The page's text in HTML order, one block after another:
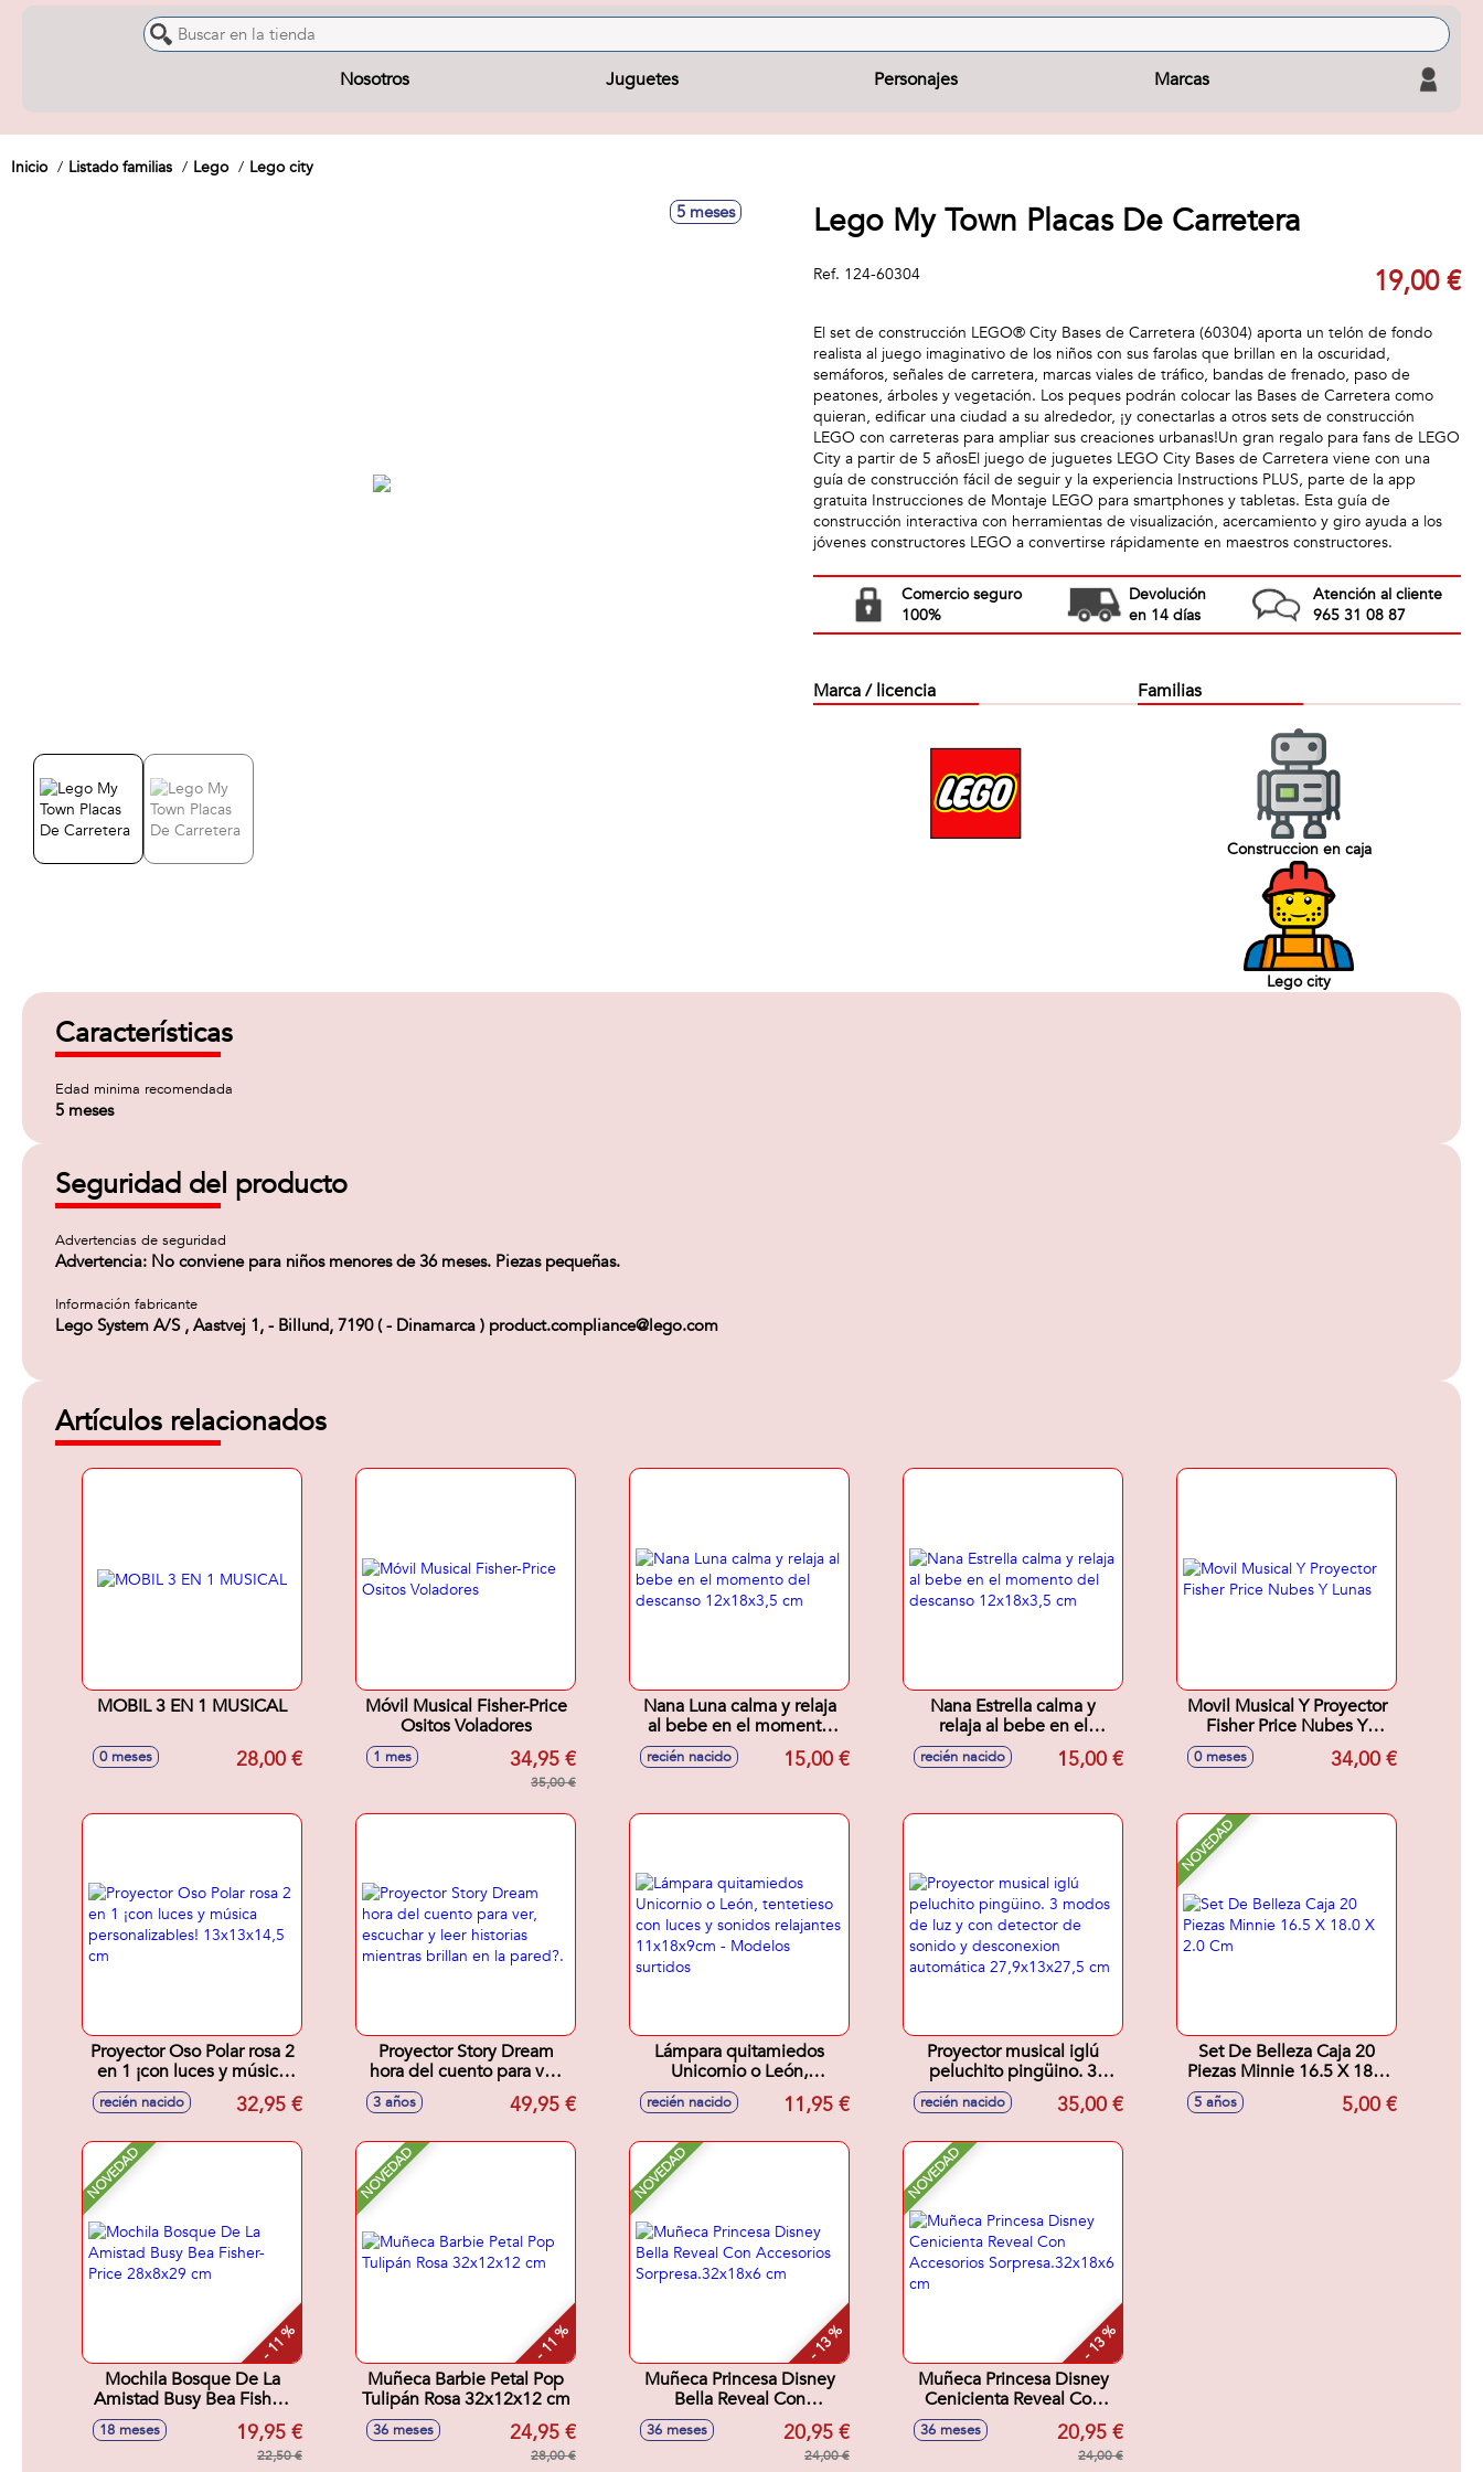
Nosotros Juguetes Personajes Marcas
Inicio Listado familias Lego Lego city
5 meses Lego My Town Placas De Carretera
Ref. 124-60304 19,00 €
El set de construcción LEGO® City Bases de Carretera (60304) aporta un telón de fondo
realista al juego imaginativo de los niños con sus farolas que brillan en la oscuridad,
semáforos, señales de carretera, marcas viales de tráfico, bandas de frenado, paso de
peatones, árboles y vegetación. Los peques podrán colocar las Bases de Carretera como
quieran, edificar una ciudad a su alrededor, ¡y conectarlas a otros sets de construcción
LEGO con carreteras para ampliar sus creaciones urbanas!Un gran regalo para fans de LEGO
City a partir de 5 añosEl juego de juguetes LEGO City Bases de Carretera viene con una
guía de construcción fácil de seguir y la experiencia Instructions PLUS, parte de la app
gratuita Instrucciones de Montaje LEGO para smartphones y tabletas. Esta guía de
construcción interactiva con herramientas de visualización, acercamiento y giro ayuda a los
jóvenes constructores LEGO a convertirse rápidamente en maestros constructores.
Comercio seguro
100%
Devolución
en 14 días
Atención al cliente
965 31 08 87
Marca / licencia Familias
Construccion en caja
Lego city
Características
Edad minima recomendada
5 meses
Seguridad del producto
Advertencias de seguridad
Advertencia: No conviene para niños menores de 36 meses. Piezas pequeñas.
Información fabricante
Lego System A/S , Aastvej 1, - Billund, 7190 ( - Dinamarca ) product.compliance@lego.com
Artículos relacionados
MOBIL 3 EN 1 MUSICAL
0 meses 28,00 €
Móvil Musical Fisher-Price
Ositos Voladores
1 mes 34,95 €
35,00 €
Nana Luna calma y relaja
al bebe en el momento
del descanso 12x18x3,5
cm
recién nacido 15,00 €
Nana Estrella calma y
relaja al bebe en el
momento del descanso
12x18x3,5 cm
recién nacido 15,00 €
Movil Musical Y Proyector
Fisher Price Nubes Y
0 meses 34,00 €
Proyector Oso Polar rosa 2
en 1 ¡con luces y música
personalizables!
13x13x14,5 cm
recién nacido 32,95 €
Proyector Story Dream
hora del cuento para ver,
escuchar y leer historias
mientras brillan en la
3 años 49,95 €
Lámpara quitamiedos
Unicornio o León,
tentetieso con luces y
sonidos relajantes
recién nacido 11,95 €
Proyector musical iglú
peluchito pingüino. 3
modos de luz y con
detector de sonido y
27,9x13x27,5 cm
recién nacido 35,00 €
NOVEDAD
Set De Belleza Caja 20
Piezas Minnie 16.5 X 18.0
5 años 5,00 €
NOVEDAD
- 11 %
Mochila Bosque De La
Amistad Busy Bea Fisher-
Price 28x8x29 cm
18 meses 19,95 €
22,50 €
NOVEDAD
- 11 %
Muñeca Barbie Petal Pop
Tulipán Rosa 32x12x12 cm
36 meses 24,95 €
28,00 €
NOVEDAD
- 13 %
Muñeca Princesa Disney
Bella Reveal Con
Accesorios
Sorpresa.32x18x6 cm
36 meses 20,95 €
24,00 €
NOVEDAD
- 13 %
Muñeca Princesa Disney
Cenicienta Reveal Con
Accesorios
Sorpresa.32x18x6 cm
36 meses 20,95 €
24,00 €